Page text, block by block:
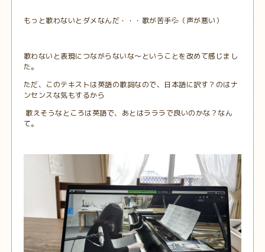
もっと歌わないとダメなんだ・・・歌が苦手💦（声が悪い）
歌わないと表現につながらないな〜ということを改めて感じまし
た。
ただ、このテキストは英語の歌詞なので、日本語に訳す？のはナ
ンセンスな気もするから
歌えそうなところは英語で、あとはラララで良いのかな？なん
て。